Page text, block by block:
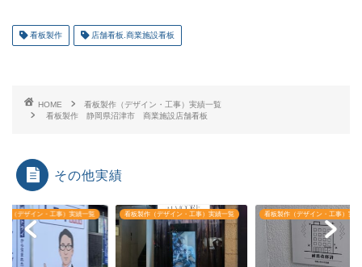
看板製作 店舗看板.商業施設看板
HOME
看板製作（デザイン・工事）実績一覧
看板製作 静岡県沼津市 商業施設店舗看板
その他実績
作（デザイン・工事）実績一覧 看板製作（デザイン・工事）実績一覧 看板製作（デザイン・工事）実